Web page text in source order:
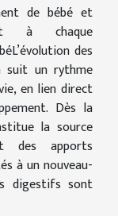
de bébé et
à chaque
des
suit un rythme
en lien direct
Dès la
la source
des apports
à un nouveau-
digestifs sont